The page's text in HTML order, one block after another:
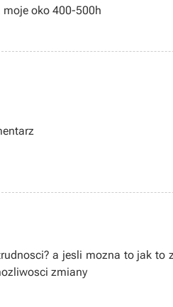
oko 400-500h
a jesli mozna to jak to
zmiany